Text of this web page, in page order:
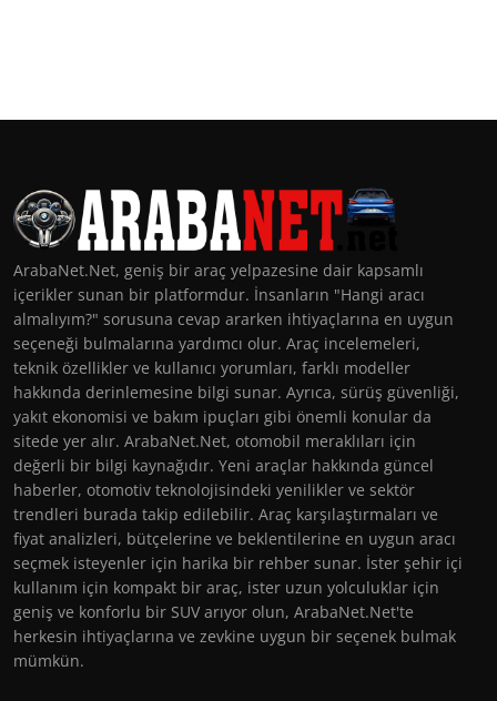
ArabaNet.Net, geniş bir araç yelpazesine dair kapsamlı
içerikler sunan bir platformdur. İnsanların "Hangi aracı
almalıyım?" sorusuna cevap ararken ihtiyaçlarına en uygun
seçeneği bulmalarına yardımcı olur. Araç incelemeleri,
teknik özellikler ve kullanıcı yorumları, farklı modeller
hakkında derinlemesine bilgi sunar. Ayrıca, sürüş güvenliği,
yakıt ekonomisi ve bakım ipuçları gibi önemli konular da
sitede yer alır. ArabaNet.Net, otomobil meraklıları için
değerli bir bilgi kaynağıdır. Yeni araçlar hakkında güncel
haberler, otomotiv teknolojisindeki yenilikler ve sektör
trendleri burada takip edilebilir. Araç karşılaştırmaları ve
fiyat analizleri, bütçelerine ve beklentilerine en uygun aracı
seçmek isteyenler için harika bir rehber sunar. İster şehir içi
kullanım için kompakt bir araç, ister uzun yolculuklar için
geniş ve konforlu bir SUV arıyor olun, ArabaNet.Net'te
herkesin ihtiyaçlarına ve zevkine uygun bir seçenek bulmak
mümkün.